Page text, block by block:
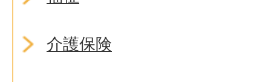
介護保険